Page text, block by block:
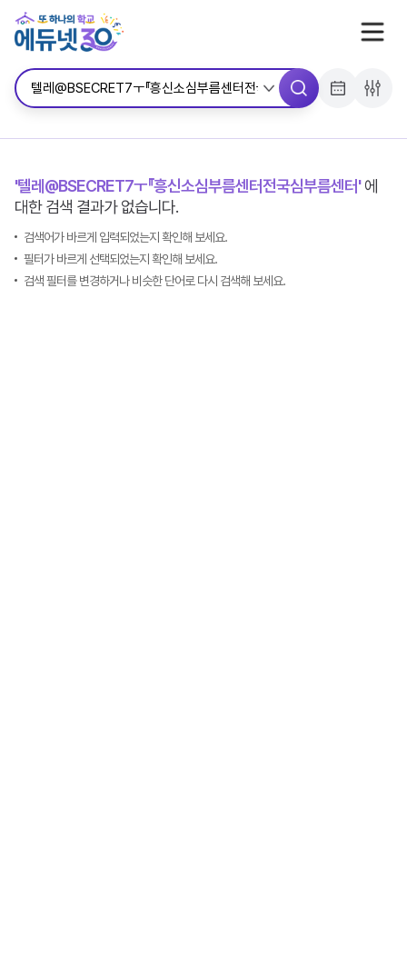
'텔레@BSECRET7ㅜ『흥신소심부름센터전국심부름센터'에
대한 검색 결과가 없습니다.
검색어가 바르게 입력되었는지 확인해 보세요.
필터가 바르게 선택되었는지 확인해 보세요.
검색 필터를 변경하거나 비슷한 단어로 다시 검색해 보세요.